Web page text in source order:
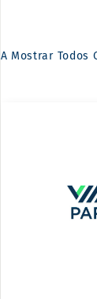
A Mostrar Todos